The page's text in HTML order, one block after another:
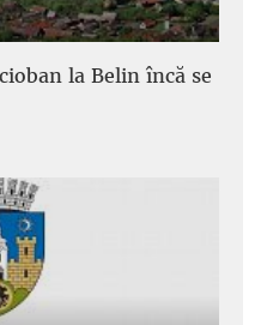
la Belin încă se